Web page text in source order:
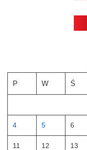
P W Ś
4 5 6
11 12 13